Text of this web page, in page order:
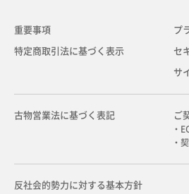
重要事項
特定商取引法に基づく表示
プ
セ
サ
古物営業法に基づく表記 ご
・
・
反社会的勢力に対する基本方針